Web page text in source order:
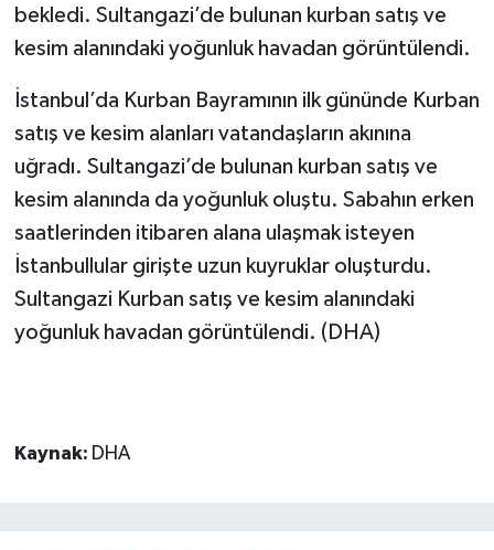
bekledi. Sultangazi’de bulunan kurban satış ve
kesim alanındaki yoğunluk havadan görüntülendi.
İstanbul’da Kurban Bayramının ilk gününde Kurban
satış ve kesim alanları vatandaşların akınına
uğradı. Sultangazi’de bulunan kurban satış ve
kesim alanında da yoğunluk oluştu. Sabahın erken
saatlerinden itibaren alana ulaşmak isteyen
İstanbullular girişte uzun kuyruklar oluşturdu.
Sultangazi Kurban satış ve kesim alanındaki
yoğunluk havadan görüntülendi. (DHA)
Kaynak: DHA